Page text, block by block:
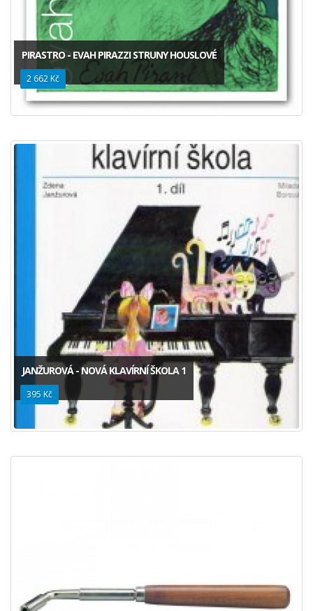
PIRASTRO - EVAH PIRAZZI STRUNY HOUSLOVÉ
2 662 Kč
JANŽUROVÁ - NOVÁ KLAVÍRNÍ ŠKOLA 1
395 Kč